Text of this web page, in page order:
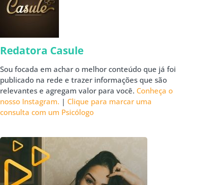
Redatora Casule
Sou focada em achar o melhor conteúdo que já foi
publicado na rede e trazer informações que são
relevantes e agregam valor para você. Conheça o
nosso Instagram. | Clique para marcar uma
consulta com um Psicólogo